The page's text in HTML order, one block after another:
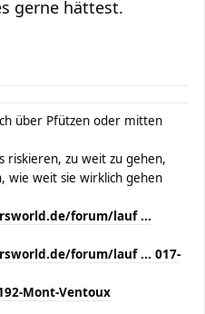
gerne hättest.
über Pfützen oder mitten
riskieren, zu weit zu gehen,
wie weit sie wirklich gehen
forum/lauf ...
forum/lauf ... 017-
Mont-Ventoux